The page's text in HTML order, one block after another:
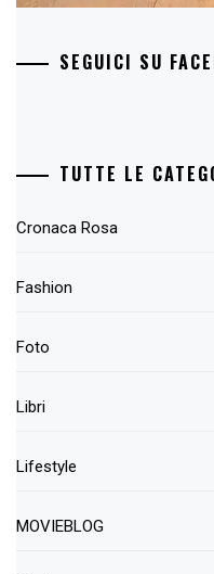
SEGUICI SU
TUTTE LE
Cronaca Rosa
Fashion
Foto
Libri
Lifestyle
MOVIEBLOG